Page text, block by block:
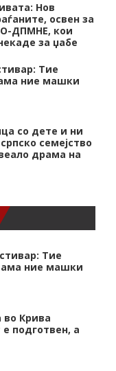
Нов
освен за
ДПМНЕ, кои
за џабе
Тие
ама ние машки
со дете и ни
семејство
драма на
Тие
ама ние машки
во Крива
подготвен, а